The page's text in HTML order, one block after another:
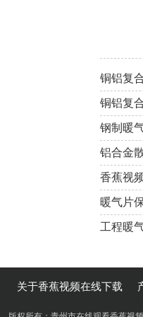
铜铝复
铜铝复
钢制暖
铝合金
香蕉视
暖气片
工程暖
关于香蕉视频在线下载